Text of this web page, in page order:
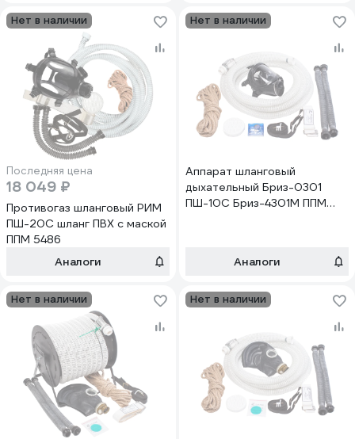
Нет в наличии
Последняя цена
18 049 ₽
Противогаз шланговый РИМ
ПШ-20С шланг ПВХ с маской
ППМ 5486
Аналоги
Нет в наличии
Аппарат шланговый
дыхательный Бриз-0301
ПШ-10С Бриз-4301М ППМ
Аналоги
Нет в наличии Нет в наличии